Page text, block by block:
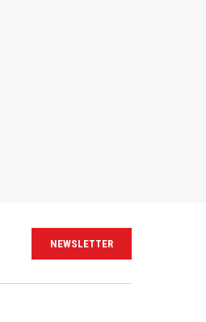
NEWSLETTER